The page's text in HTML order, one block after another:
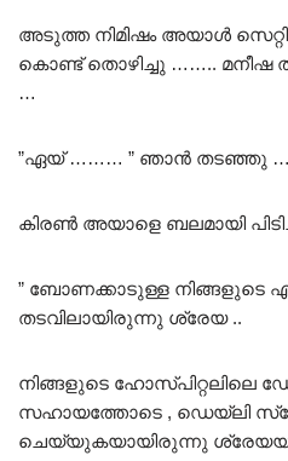
അടുത്ത നിമിഷം അയാൾ
കൊണ്ട് തൊഴിച്ചു …….. മനീഷ
…
”ഏയ് ……… ” ഞാൻ തടഞ്ഞു
കിരൺ അയാളെ ബലമായി
” ബോണക്കാടുള്ള നിങ്ങളുടെ
തടവിലായിരുന്നു ശ്രേയ ..
നിങ്ങളുടെ ഹോസ്പിറ്റലിലെ
സഹായത്തോടെ , ഡെയ്ലി
ചെയ്യുകയായിരുന്നു